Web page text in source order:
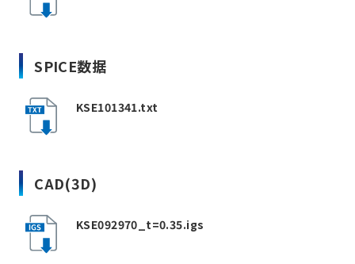
SPICE数据
KSE101341.txt
CAD(3D)
KSE092970_t=0.35.igs